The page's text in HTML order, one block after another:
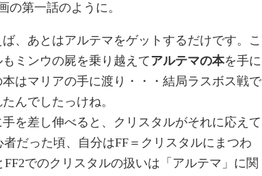
第一話のように。
、あとはアルテマをゲットするだけです。こ
ミンウの屍を乗り越えてアルテマの本を手に
はマリアの手に渡り・・・結局ラスボス戦で
んでしたっけね。
手を差し伸べると、クリスタルがそれに応えて
だった頃、自分はFF＝クリスタルにまつわ
でのクリスタルの扱いは「アルテマ」に関